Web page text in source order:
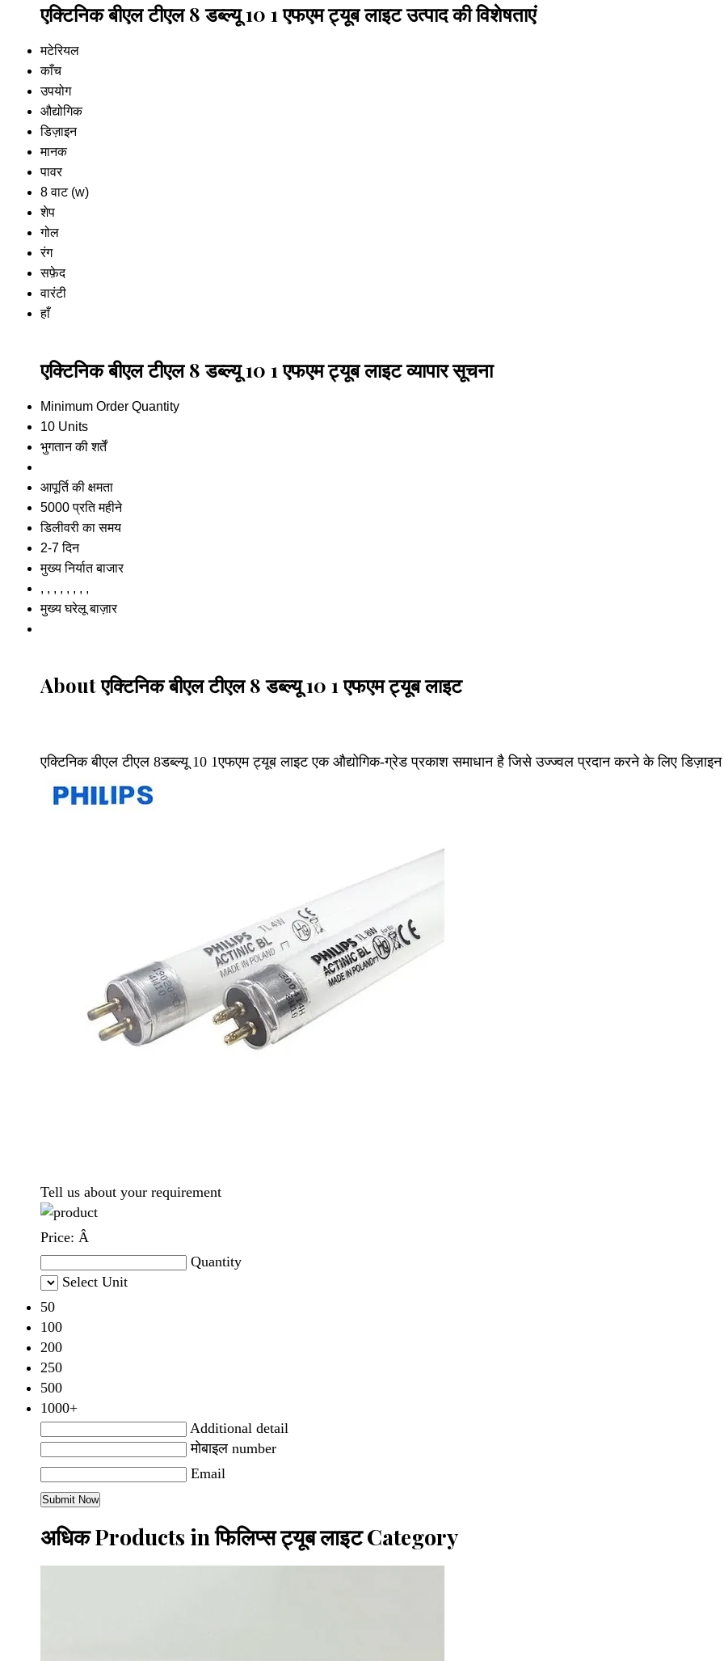
एक्टिनिक बीएल टीएल 8 डब्ल्यू 10 1 एफएम ट्यूब लाइट उत्पाद की विशेषताएं
मटेरियल
काँच
उपयोग
औद्योगिक
डिज़ाइन
मानक
पावर
8 वाट (w)
शेप
गोल
रंग
सफ़ेद
वारंटी
हाँ
एक्टिनिक बीएल टीएल 8 डब्ल्यू 10 1 एफएम ट्यूब लाइट व्यापार सूचना
Minimum Order Quantity
10 Units
भुगतान की शर्तें
आपूर्ति की क्षमता
5000 प्रति महीने
डिलीवरी का समय
2-7 दिन
मुख्य निर्यात बाजार
, , , , , , , ,
मुख्य घरेलू बाज़ार
About एक्टिनिक बीएल टीएल 8 डब्ल्यू 10 1 एफएम ट्यूब लाइट
एक्टिनिक बीएल टीएल 8डब्ल्यू 10 1एफएम ट्यूब लाइट एक औद्योगिक-ग्रेड प्रकाश समाधान है जिसे उज्ज्वल प्रदान करने के लिए डिज़ाइन
Tell us about your requirement
Price: Â
Quantity
Select Unit
50
100
200
250
500
1000+
Additional detail
मोबाइल number
Email
अधिक Products in फिलिप्स ट्यूब लाइट Category